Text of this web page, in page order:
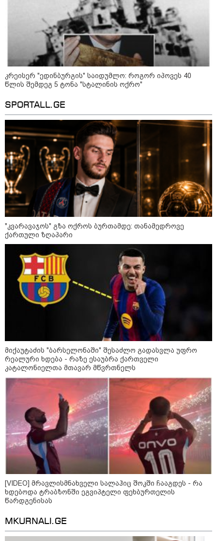
17:07 / 07-08-2026
"მტკიცებულებების არ
არსებობის საფუძველზე, ნია
იმნაძის აღკვეთის ღონისძიების
გარეშე დატოვებას
მოვითხოვთ" - ადვოკატი
კადრებს აქვეყნებს - "რა
მტკიცებულება გაქვთ, რაც
საფუძვლად დაუდეთ
არასრულწლოვნის ამ
მდგომარეობაში ჩაგდებას?"
15:49 / 07-08-2026
"ვესაუბრე ვიდეოს ავტორს...
მიდასტურებს, რომ ის
იმყოფებოდა ადგილზე, თავად
იღებდა ვიდეოს...
საყურადღებოა გურამ
დადიანიძის ტონი" - ადვოკატი
ახალი დეტალებით
"ანასტასია არათუ იცნობდა მის
შვილს, სახელი და გვარიც არ
იცოდა და სიკვდილი რა
მოტივით ენდომებოდა უცნობი
ადამიანის?!" - რას წერს გიგა
ავალიანის საქმეზე დაკავებული
ანასტასია ბერუაშვილის დედა
კატეგორიის ყველა სიახლე
კრეისერ "ედინბურგის" საიდუმლო: როგორ იპოვეს 40
წლის შემდეგ 5 ტონა "სტალინის ოქრო"
SPORTALL.GE
"კვარავაჯოს" გზა ოქროს ბურთამდე: თანამედროვე
ქართული ზღაპარი
მიქაუტაძის "ბარსელონაში" შესაძლო გადასვლა უფრო
რეალური ხდება - რაზე ესაუბრა ქართველი
კატალონიელთა მთავარ მწვრთნელს
[VIDEO] მრავლისმნახველი სალაჰიც შოკში ჩააგდეს - რა
ხდებოდა ტრაბზონში ეგვიპტელი ფეხბურთელის
წარდგენისას
MKURNALI.GE